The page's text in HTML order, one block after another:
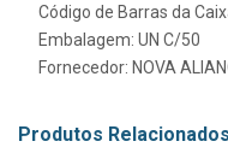
Código de Barras da
Embalagem: UN C/50
Fornecedor: NOVA
Produtos Relacionados